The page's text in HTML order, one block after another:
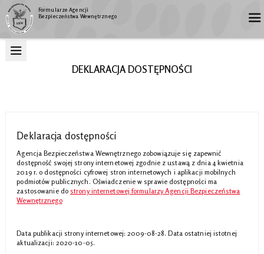
Formularze Agencji
Bezpieczeństwa Wewnętrznego
DEKLARACJA DOSTĘPNOŚCI
Deklaracja dostępności
Agencja Bezpieczeństwa Wewnętrznegozobowiązuje się zapewnić
dostępność swojej strony internetowej zgodnie z ustawą z dnia 4 kwietnia
2019 r. o dostępności cyfrowej stron internetowych i aplikacji mobilnych
podmiotów publicznych. Oświadczenie w sprawie dostępności ma
zastosowanie do strony internetowej formularzy Agencji Bezpieczeństwa
Wewnętrznego
Data publikacji strony internetowej:2009-08-28. Data ostatniej istotnej
aktualizacji: 2020-10-05.